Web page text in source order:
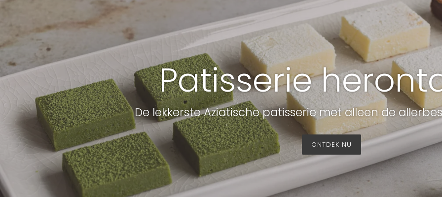
Patisserie
De lekkerste Aziatische patisserie met alleen de
ONTDEK NU